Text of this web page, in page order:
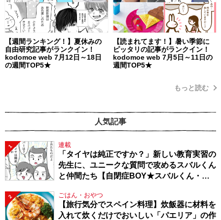
【週間ランキング！】夏休みの
自由研究記事がランクイン！
kodomoe web 7月12日～18日
の週間TOP5★
【読まれてます！】暑い季節に
ピッタリの記事がランクイン！
kodomoe web 7月5日～11日の
週間TOP5★
もっと読む
人気記事
1 連載
「タイヤは純正ですか？」新しい教育実習の
先生に、ユニークな質問で攻めるスバルくん
と仲間たち【自閉症BOY★スバルくん・
2 ごはん・おやつ
【旅行気分でスペイン料理】炊飯器に材料を
入れて炊くだけでおいしい「パエリア」の作